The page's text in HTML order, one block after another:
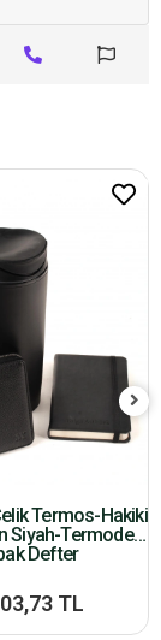
Termos-Hakiki
Siyah-Termoderi
Defter
TL